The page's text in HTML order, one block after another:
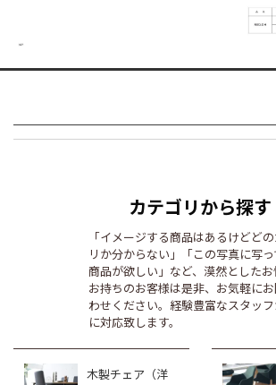
カテゴリから探す
「イメージする商品はあるけどど
リか分からない」「この写真に写っ
商品が欲しい」など、漠然とした
お持ちのお客様は是非、お気軽に
わせください。経験豊富なスタッ
に対応致します。
木製チェア（洋